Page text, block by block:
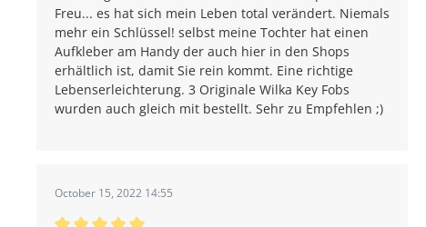
Freu... es hat sich mein Leben total verändert. Niemals
mehr ein Schlüssel! selbst meine Tochter hat einen
Aufkleber am Handy der auch hier in den Shops
erhältlich ist, damit Sie rein kommt. Eine richtige
Lebenserleichterung. 3 Originale Wilka Key Fobs
wurden auch gleich mit bestellt. Sehr zu Empfehlen ;)
October 15, 2022 14:55